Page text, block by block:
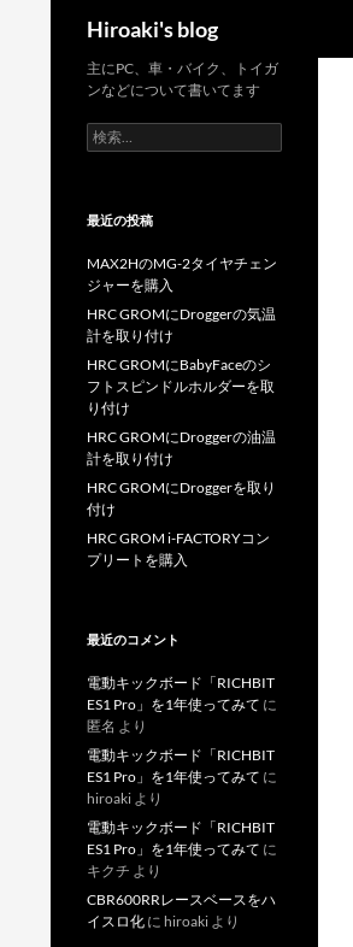
Hiroaki's blog
主にPC、車・バイク、トイガ
ンなどについて書いてます
検
索:
最近の投稿
MAX2HのMG-2タイヤチェン
ジャーを購入
HRC GROMにDroggerの気温
計を取り付け
HRC GROMにBabyFaceのシ
フトスピンドルホルダーを取
り付け
HRC GROMにDroggerの油温
計を取り付け
HRC GROMにDroggerを取り
付け
HRC GROM i-FACTORYコン
プリートを購入
最近のコメント
電動キックボード「RICHBIT
ES1 Pro」を1年使ってみて に
匿名 より
電動キックボード「RICHBIT
ES1 Pro」を1年使ってみて に
hiroaki より
電動キックボード「RICHBIT
ES1 Pro」を1年使ってみて に
キクチ より
CBR600RRレースベースをハ
イスロ化 に hiroaki より